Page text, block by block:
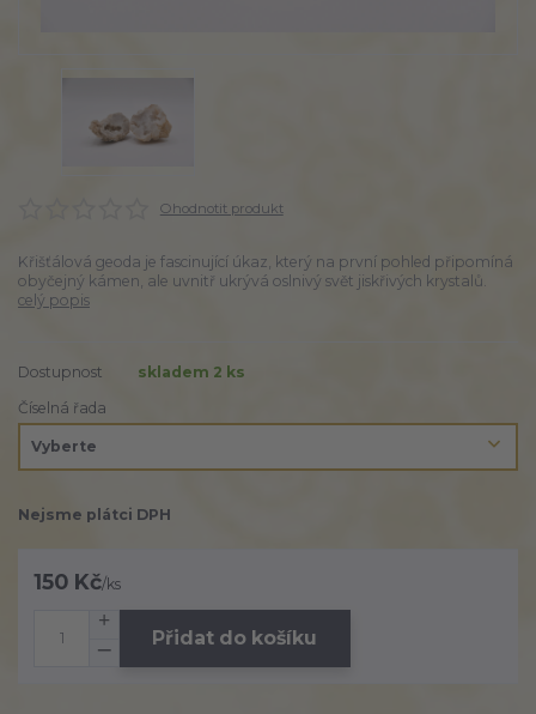
Ohodnotit produkt
Křišťálová geoda je fascinující úkaz, který na první pohled připomíná
obyčejný kámen, ale uvnitř ukrývá oslnivý svět jiskřivých krystalů.
celý popis
Dostupnost
skladem 2 ks
Číselná řada
Nejsme plátci DPH
150 Kč/ks
Přidat do košíku